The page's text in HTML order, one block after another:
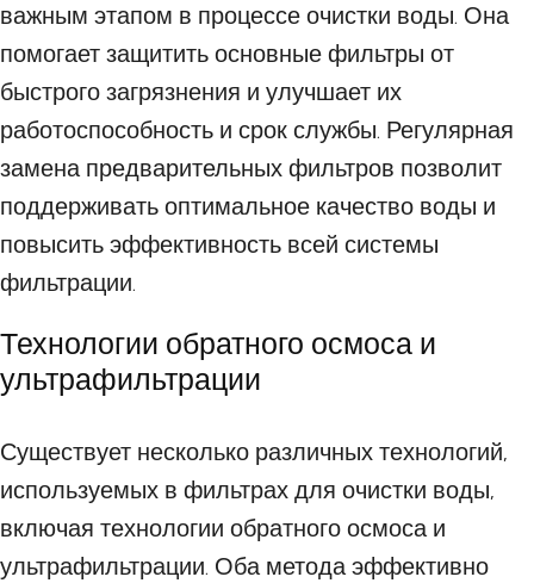
важным этапом в процессе очистки воды. Она
помогает защитить основные фильтры от
быстрого загрязнения и улучшает их
работоспособность и срок службы. Регулярная
замена предварительных фильтров позволит
поддерживать оптимальное качество воды и
повысить эффективность всей системы
фильтрации.
Технологии обратного осмоса и
ультрафильтрации
Существует несколько различных технологий,
используемых в фильтрах для очистки воды,
включая технологии обратного осмоса и
ультрафильтрации. Оба метода эффективно